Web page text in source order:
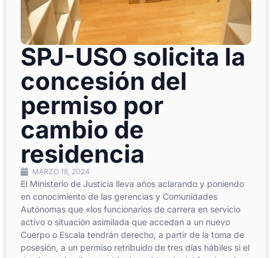
SPJ-USO solicita la
concesión del
permiso por
cambio de
residencia
MARZO 18, 2024
El Ministerio de Justicia lleva años aclarando y poniendo
en conocimiento de las gerencias y Comunidades
Autónomas que «los funcionarios de carrera en servicio
activo o situación asimilada que accedan a un nuevo
Cuerpo o Escala tendrán derecho, a partir de la toma de
posesión, a un permiso retribuido de tres días hábiles si el